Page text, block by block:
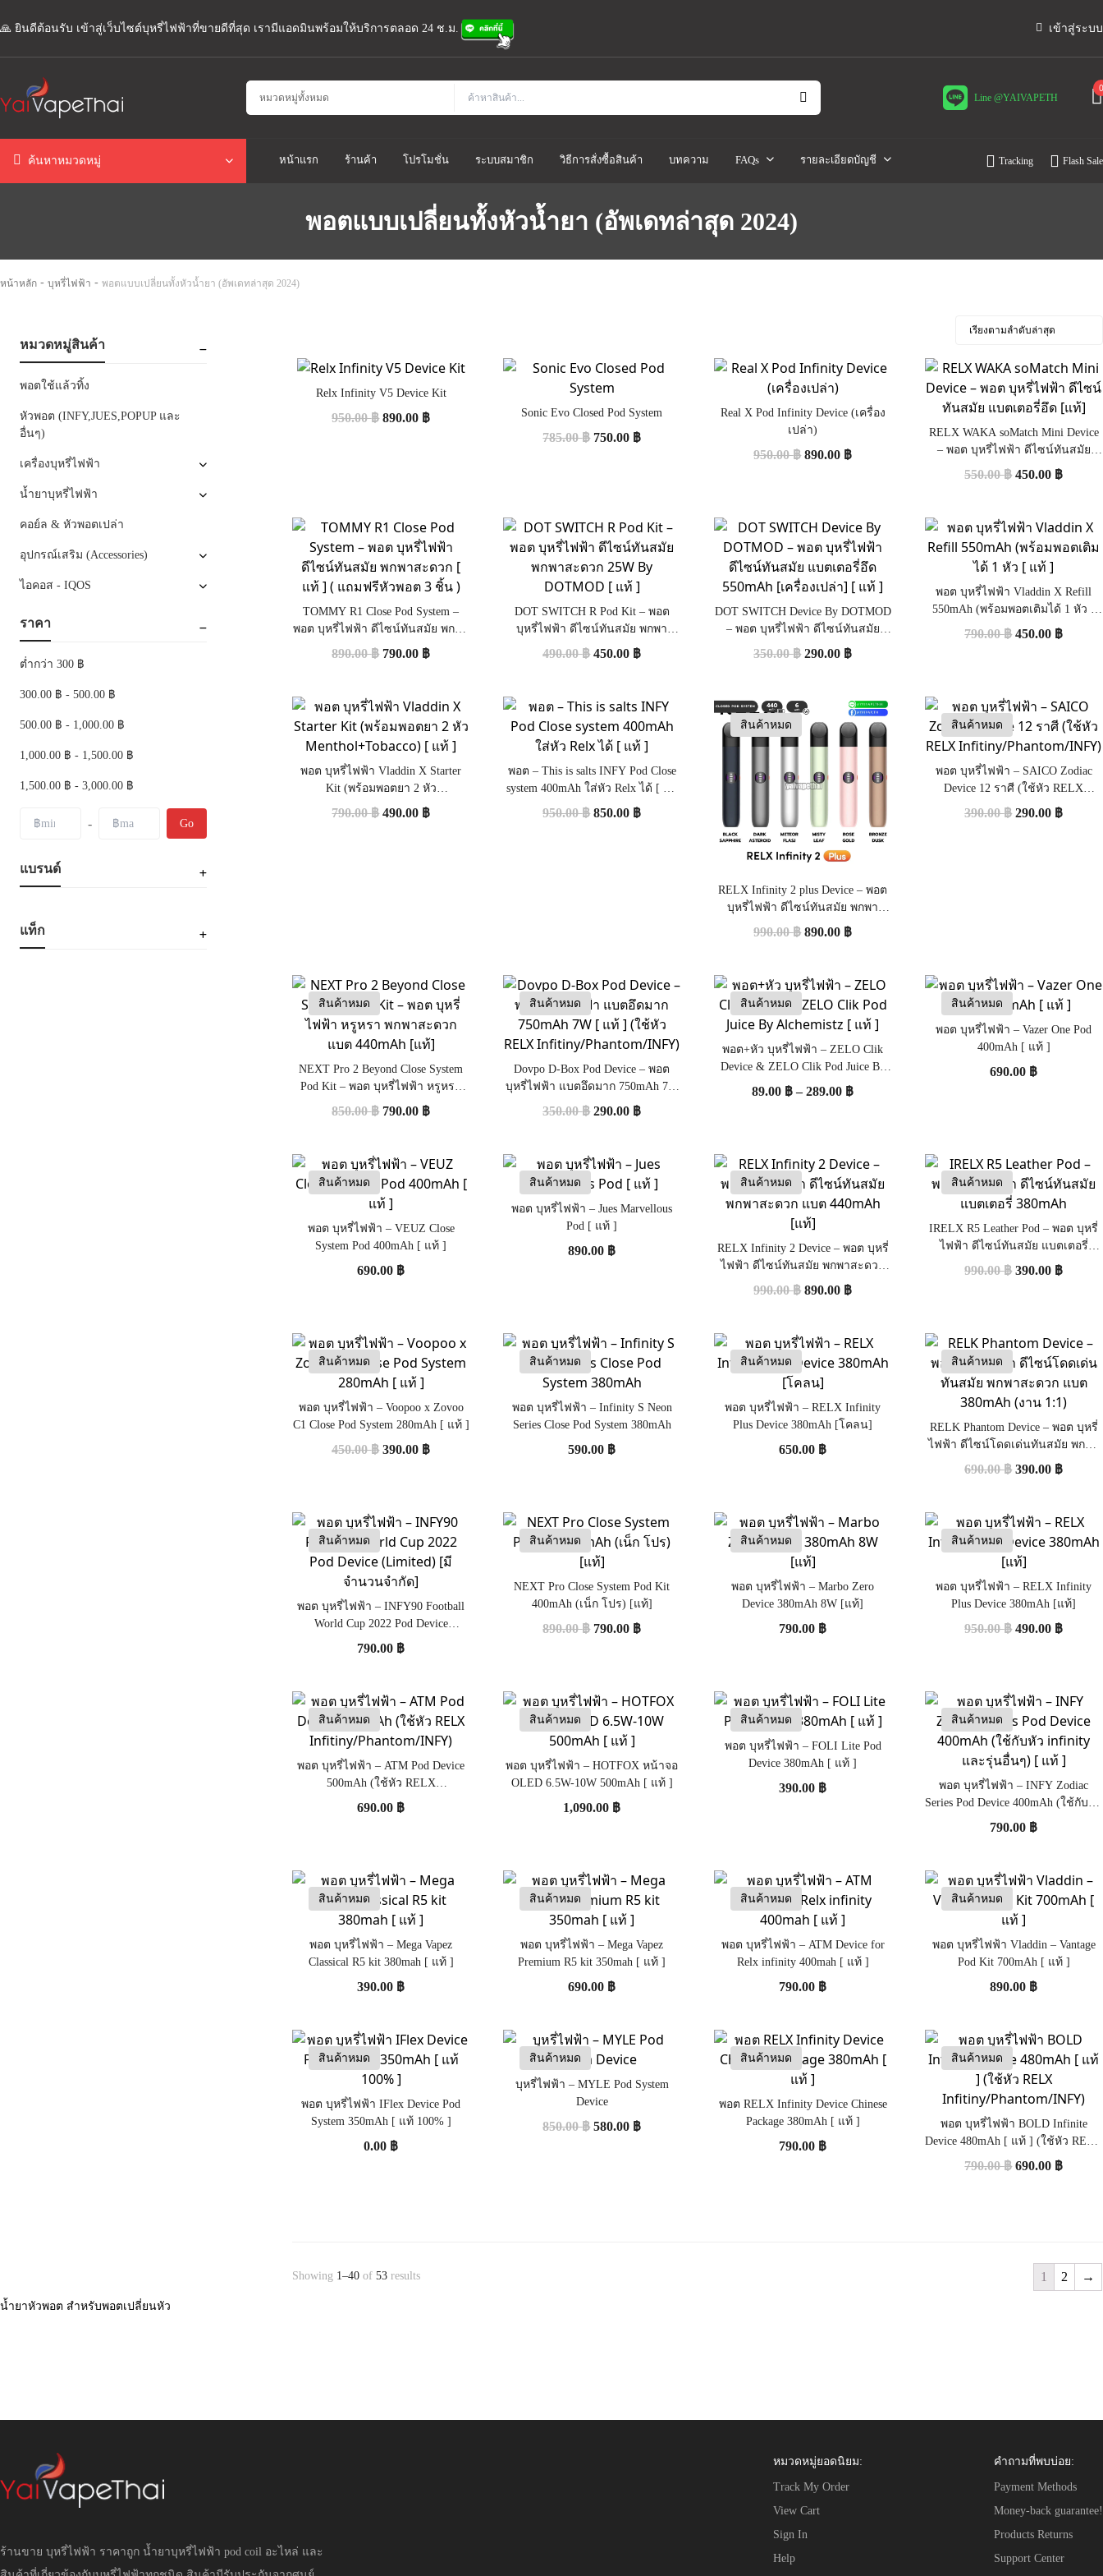
🙏 ยินดีต้อนรับ เข้าสู่เว็บไซต์บุหรี่ไฟฟ้าที่ขายดีที่สุด เรามีแอดมินพร้อมให้บริการตลอด 24 ช.ม. เข้าสู่ระบบ
Line @YAIVAPETH
0
ค้นหาหมวดหมู่ หน้าแรก ร้านค้า โปรโมชั่น ระบบสมาชิก วิธีการสั่งซื้อสินค้า บทความ FAQs รายละเอียดบัญชี Tracking Flash Sale
พอตแบบเปลี่ยนทั้งหัวน้ำยา (อัพเดทล่าสุด 2024)
หน้าหลัก - บุหรี่ไฟฟ้า - พอตแบบเปลี่ยนทั้งหัวน้ำยา (อัพเดทล่าสุด 2024)
หมวดหมู่สินค้า
พอตใช้แล้วทิ้ง
หัวพอต (INFY,JUES,POPUP และ
อื่นๆ)
เครื่องบุหรี่ไฟฟ้า
น้ำยาบุหรี่ไฟฟ้า
คอย์ล & หัวพอตเปล่า
อุปกรณ์เสริม (Accessories)
ไอคอส - IQOS
ราคา
ต่ำกว่า 300 ฿
300.00 ฿ - 500.00 ฿
500.00 ฿ - 1,000.00 ฿
1,000.00 ฿ - 1,500.00 ฿
1,500.00 ฿ - 3,000.00 ฿
- Go
แบรนด์
แท็ก
Relx Infinity V5 Device Kit
950.00฿ 890.00 ฿ Sonic Evo Closed Pod System
785.00฿ 750.00 ฿
Real X Pod Infinity Device (เครื่อง
เปล่า)
950.00฿ 890.00 ฿
RELX WAKA soMatch Mini Device
– พอต บุหรี่ไฟฟ้า ดีไซน์ทันสมัย
แบตเตอรี่อึด [แท้]
550.00฿ 450.00 ฿
TOMMY R1 Close Pod System –
พอต บุหรี่ไฟฟ้า ดีไซน์ทันสมัย พกพา
สะดวก [ แท้ ] ( แถมฟรีหัวพอต 3
890.00฿ 790.00 ฿
DOT SWITCH R Pod Kit – พอต
บุหรี่ไฟฟ้า ดีไซน์ทันสมัย พกพา
สะดวก 25W By DOTMOD [ แท้ ]
490.00฿ 450.00 ฿
DOT SWITCH Device By DOTMOD
– พอต บุหรี่ไฟฟ้า ดีไซน์ทันสมัย
แบตเตอรี่อึด 550mAh [เครื่องเปล่า]
350.00฿ 290.00 ฿
พอต บุหรี่ไฟฟ้า Vladdin X Refill
550mAh (พร้อมพอตเติมได้ 1 หัว [
แท้ ]
790.00฿ 450.00 ฿
พอต บุหรี่ไฟฟ้า Vladdin X Starter
Kit (พร้อมพอตยา 2 หัว
Menthol+Tobacco) [ แท้ ]
790.00฿ 490.00 ฿
พอต – This is salts INFY Pod Close
system 400mAh ใส่หัว Relx ได้ [ แท้
950.00฿ 850.00 ฿
สินค้าหมด
RELX Infinity 2 plus Device – พอต
บุหรี่ไฟฟ้า ดีไซน์ทันสมัย พกพา
สะดวก [แท้]
990.00฿ 890.00 ฿
สินค้าหมด
พอต บุหรี่ไฟฟ้า – SAICO Zodiac
Device 12 ราศี (ใช้หัว RELX
Infitiny/Phantom/INFY)
390.00฿ 290.00 ฿
สินค้าหมด
NEXT Pro 2 Beyond Close System
Pod Kit – พอต บุหรี่ไฟฟ้า หรูหรา
พกพาสะดวก แบต 440mAh [แท้]
850.00฿ 790.00 ฿
สินค้าหมด
Dovpo D-Box Pod Device – พอต
บุหรี่ไฟฟ้า แบตอึดมาก 750mAh 7W
[ แท้ ] (ใช้หัว RELX
350.00฿ 290.00 ฿
สินค้าหมด
พอต+หัว บุหรี่ไฟฟ้า – ZELO Clik
Device & ZELO Clik Pod Juice By
Alchemistz [ แท้ ]
89.00 ฿–289.00 ฿
สินค้าหมด
พอต บุหรี่ไฟฟ้า – Vazer One Pod
400mAh [ แท้ ]
690.00 ฿
สินค้าหมด
พอต บุหรี่ไฟฟ้า – VEUZ Close
System Pod 400mAh [ แท้ ]
690.00 ฿
สินค้าหมด
พอต บุหรี่ไฟฟ้า – Jues Marvellous
Pod [ แท้ ]
890.00 ฿
สินค้าหมด
RELX Infinity 2 Device – พอต บุหรี่
ไฟฟ้า ดีไซน์ทันสมัย พกพาสะดวก
แบต 440mAh [แท้]
990.00฿ 890.00 ฿
สินค้าหมด
IRELX R5 Leather Pod – พอต บุหรี่
ไฟฟ้า ดีไซน์ทันสมัย แบตเตอรี่
380mAh
990.00฿ 390.00 ฿
สินค้าหมด
พอต บุหรี่ไฟฟ้า – Voopoo x Zovoo
C1 Close Pod System 280mAh [ แท้ ]
450.00฿ 390.00 ฿
สินค้าหมด
พอต บุหรี่ไฟฟ้า – Infinity S Neon
Series Close Pod System 380mAh
590.00 ฿
สินค้าหมด
พอต บุหรี่ไฟฟ้า – RELX Infinity
Plus Device 380mAh [โคลน]
650.00 ฿
สินค้าหมด
RELK Phantom Device – พอต บุหรี่
ไฟฟ้า ดีไซน์โดดเด่นทันสมัย พกพา
สะดวก แบต 380mAh (งาน 1:1)
690.00฿ 390.00 ฿
สินค้าหมด
พอต บุหรี่ไฟฟ้า – INFY90 Football
World Cup 2022 Pod Device
(Limited) [มีจำนวนจำกัด]
790.00 ฿
สินค้าหมด
NEXT Pro Close System Pod Kit
400mAh (เน็ก โปร) [แท้]
890.00฿ 790.00 ฿
สินค้าหมด
พอต บุหรี่ไฟฟ้า – Marbo Zero
Device 380mAh 8W [แท้]
790.00 ฿
สินค้าหมด
พอต บุหรี่ไฟฟ้า – RELX Infinity
Plus Device 380mAh [แท้]
950.00฿ 490.00 ฿
สินค้าหมด
พอต บุหรี่ไฟฟ้า – ATM Pod Device
500mAh (ใช้หัว RELX
Infitiny/Phantom/INFY)
690.00 ฿
สินค้าหมด
พอต บุหรี่ไฟฟ้า – HOTFOX หน้าจอ
OLED 6.5W-10W 500mAh [ แท้ ]
1,090.00 ฿
สินค้าหมด
พอต บุหรี่ไฟฟ้า – FOLI Lite Pod
Device 380mAh [ แท้ ]
390.00 ฿
สินค้าหมด
พอต บุหรี่ไฟฟ้า – INFY Zodiac
Series Pod Device 400mAh (ใช้กับหัว
infinity และรุ่นอื่นๆ) [ แท้ ]
790.00 ฿
สินค้าหมด
พอต บุหรี่ไฟฟ้า – Mega Vapez
Classical R5 kit 380mah [ แท้ ]
390.00 ฿
สินค้าหมด
พอต บุหรี่ไฟฟ้า – Mega Vapez
Premium R5 kit 350mah [ แท้ ]
690.00 ฿
สินค้าหมด
พอต บุหรี่ไฟฟ้า – ATM Device for
Relx infinity 400mah [ แท้ ]
790.00 ฿
สินค้าหมด
พอต บุหรี่ไฟฟ้า Vladdin – Vantage
Pod Kit 700mAh [ แท้ ]
890.00 ฿
สินค้าหมด
พอต บุหรี่ไฟฟ้า IFlex Device Pod
System 350mAh [ แท้ 100% ]
0.00 ฿
สินค้าหมด
บุหรี่ไฟฟ้า – MYLE Pod System
Device
850.00฿ 580.00 ฿
สินค้าหมด
พอต RELX Infinity Device Chinese
Package 380mAh [ แท้ ]
790.00 ฿
สินค้าหมด
พอต บุหรี่ไฟฟ้า BOLD Infinite
Device 480mAh [ แท้ ] (ใช้หัว RELX
Infitiny/Phantom/INFY)
790.00฿ 690.00 ฿
Showing 1–40of 53results 1 2 →
น้ำยาหัวพอต สำหรับพอตเปลี่ยนหัว
ร้านขาย บุหรี่ไฟฟ้า ราคาถูก น้ำยาบุหรี่ไฟฟ้า pod coil อะไหล่ และ
หมวดหมู่ยอดนิยม:
Track My Order
View Cart
Sign In
Help
คำถามที่พบบ่อย:
Payment Methods
Money-back guarantee!
Products Returns
Support Center